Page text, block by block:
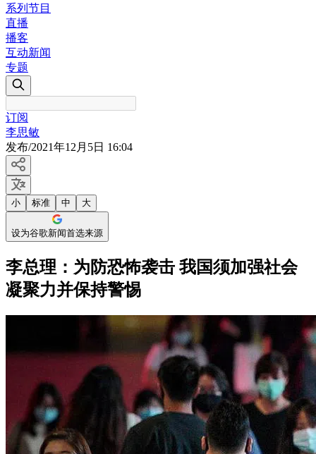
系列节目
直播
播客
互动新闻
专题
订阅
李思敏
发布/2021年12月5日 16:04
小 标准 中 大
设为谷歌新闻首选来源
李总理：为防恐怖袭击 我国须加强社会
凝聚力并保持警惕